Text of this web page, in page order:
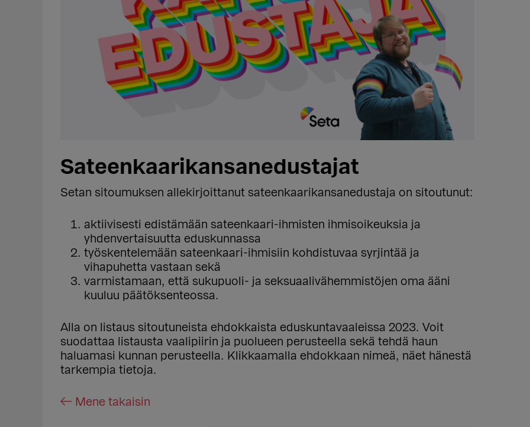
Sateenkaarikansanedustajat
Setan sitoumuksen allekirjoittanut sateenkaarikansanedustaja on sitoutunut:
aktiivisesti edistämään sateenkaari-ihmisten ihmisoikeuksia ja
yhdenvertaisuutta eduskunnassa
työskentelemään sateenkaari-ihmisiin kohdistuvaa syrjintää ja
vihapuhetta vastaan sekä
varmistamaan, että sukupuoli- ja seksuaalivähemmistöjen oma ääni
kuuluu päätöksenteossa.
Alla on listaus sitoutuneista ehdokkaista eduskuntavaaleissa 2023. Voit
suodattaa listausta vaalipiirin ja puolueen perusteella sekä tehdä haun
haluamasi kunnan perusteella. Klikkaamalla ehdokkaan nimeä, näet hänestä
tarkempia tietoja.
← Mene takaisin